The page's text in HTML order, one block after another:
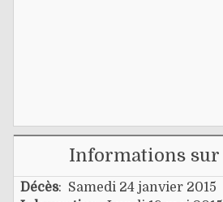
Informations sur
Décès: Samedi 24 janvier 2015